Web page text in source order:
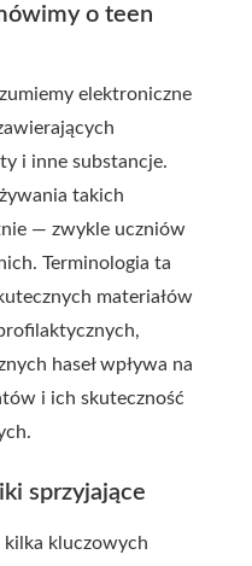
o teen
elektroniczne
i inne substancje.
takich
— zwykle uczniów
Terminologia ta
materiałów
haseł wpływa na
i ich skuteczność
sprzyjające
kilka kluczowych